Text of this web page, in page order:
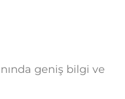
geniş bilgi ve